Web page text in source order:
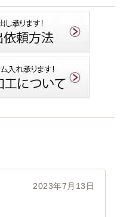
2023年7月13日